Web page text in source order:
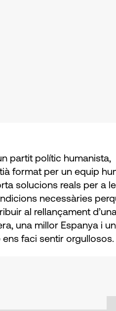
partit polític humanista,
format per un equip
solucions reals per a
necessàries
al rellançament
una millor Espanya i
faci sentir orgullosos.